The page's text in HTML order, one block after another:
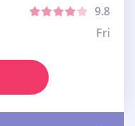
9.8
Fri